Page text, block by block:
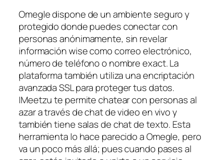
Omegle dispone de un ambiente seguro y
protegido donde puedes conectar con
personas anónimamente, sin revelar
información wise como correo electrónico,
número de teléfono o nombre exact. La
plataforma también utiliza una encriptación
avanzada SSL para proteger tus datos.
IMeetzu te permite chatear con personas al
azar a través de chat de video en vivo y
también tiene salas de chat de texto. Esta
herramienta lo hace parecido a Omegle, pero
va un poco más allá; pues cuando pases al